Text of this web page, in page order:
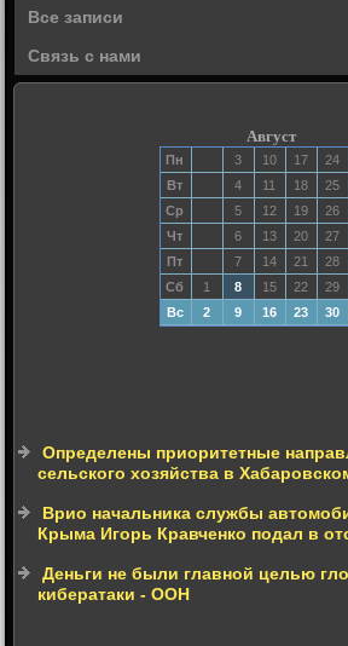
Все записи
Связь с нами
Август
Пн 3 10 17 24
Вт
4 11 18
25
Ср
5 12 19
26
Чт
6 13 20
27
Пт
7 14 21
28
Сб
1 8 15 22
29
Вс
2 9 16 23 30
Определены приоритетные
сельского хозяйства в
Врио начальника службы
Крыма Игорь Кравченко подал в
Деньги не были главной целью
кибератаки - ООН